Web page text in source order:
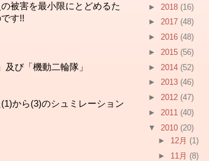
被害を最小限にとどめるた
す!!
び「機動二輪隊」
から(3)のシュミレーション
► 2018 (16)
► 2017 (48)
► 2016 (48)
► 2015 (56)
► 2014 (52)
► 2013 (46)
► 2012 (47)
► 2011 (40)
▼ 2010 (20)
► 12月 (1)
► 11月 (8)